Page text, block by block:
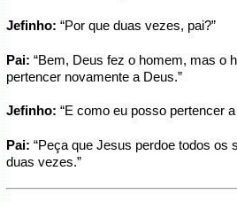
Jefinho: “Por que duas vezes, pai?”
Pai: “Bem, Deus fez o homem, mas o
pertencer novamente a Deus.”
Jefinho: “E como eu posso pertencer
Pai: “Peça que Jesus perdoe todos os
duas vezes.”